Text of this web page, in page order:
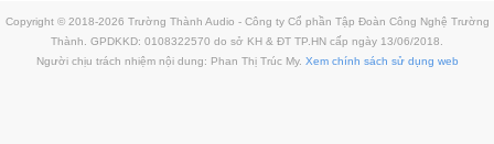
Micro Vatasa T900 New
Copyright © 2018-2026 Trường Thành Audio - Công ty Cổ phần Tập Đoàn Công Nghệ Trường
Thành. GPDKKD: 0108322570 do sở KH & ĐT TP.HN cấp ngày 13/06/2018.
Người chịu trách nhiệm nội dung: Phan Thị Trúc My. Xem chính sách sử dụng web